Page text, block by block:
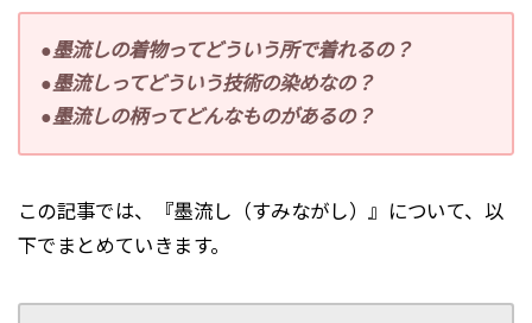
●墨流しの着物ってどういう所で着れるの？
●墨流しってどういう技術の染めなの？
●墨流しの柄ってどんなものがあるの？
この記事では、『墨流し（すみながし）』について、以
下でまとめていきます。